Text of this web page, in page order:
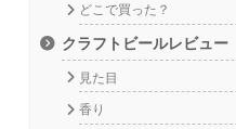
どこで買った？
クラフトビールレビュー
見た目
香り